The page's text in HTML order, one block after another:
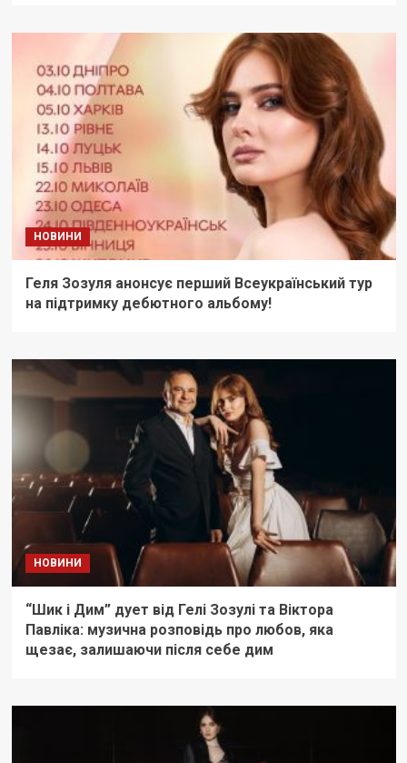
НОВИНИ
Геля Зозуля анонсує перший Всеукраїнський тур
на підтримку дебютного альбому!
НОВИНИ
“Шик і Дим” дует від Гелі Зозулі та Віктора
Павліка: музична розповідь про любов, яка
щезає, залишаючи після себе дим